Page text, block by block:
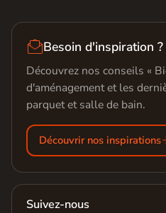
Besoin d'inspiration ?
Découvrez nos conseils «
d'aménagement et les
parquet et salle de bain.
Découvrir nos inspirations
Suivez-nous